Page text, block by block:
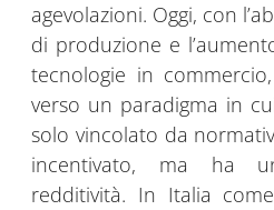
agevolazioni. Oggi, con
di produzione e
tecnologie in
verso un paradigma in
solo vincolato da
incentivato, ma ha
redditività. In Italia